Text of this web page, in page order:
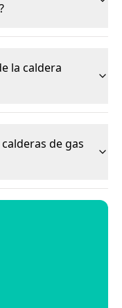
la caldera
de gas